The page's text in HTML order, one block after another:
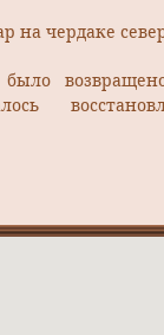
на чердаке